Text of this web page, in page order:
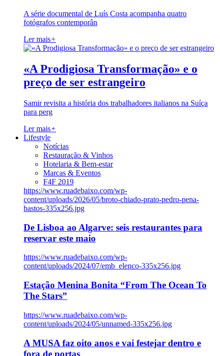
A série documental de Luís Costa acompanha quatro
fotógrafos contemporân
Ler mais+
«A Prodigiosa Transformação» e o
preço de ser estrangeiro
Samir revisita a história dos trabalhadores italianos na Suíça
para perg
Ler mais+
Lifestyle
Notícias
Restauração & Vinhos
Hotelaria & Bem-estar
Marcas & Eventos
F4F 2019
https://www.ruadebaixo.com/wp-
content/uploads/2026/05/broto-chiado-prato-pedro-pena-
bastos-335x256.jpg
De Lisboa ao Algarve: seis restaurantes para
reservar este maio
https://www.ruadebaixo.com/wp-
content/uploads/2024/07/emb_elenco-335x256.jpg
Estação Menina Bonita “From The Ocean To
The Stars”
https://www.ruadebaixo.com/wp-
content/uploads/2024/05/unnamed-335x256.jpg
A MUSA faz oito anos e vai festejar dentro e
fora de portas